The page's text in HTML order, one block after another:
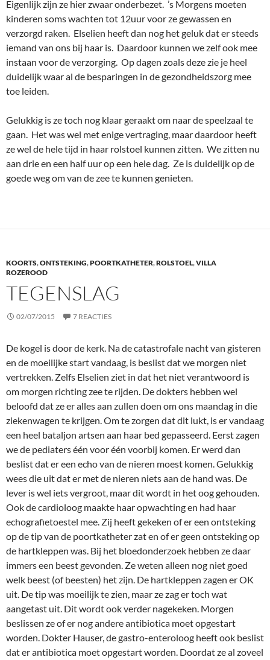
Eigenlijk zijn ze hier zwaar onderbezet. ’s Morgens moeten
kinderen soms wachten tot 12uur voor ze gewassen en
verzorgd raken. Elselien heeft dan nog het geluk dat er steeds
iemand van ons bij haar is. Daardoor kunnen we zelf ook mee
instaan voor de verzorging. Op dagen zoals deze zie je heel
duidelijk waar al de besparingen in de gezondheidszorg mee
toe leiden.
Gelukkig is ze toch nog klaar geraakt om naar de speelzaal te
gaan. Het was wel met enige vertraging, maar daardoor heeft
ze wel de hele tijd in haar rolstoel kunnen zitten. We zitten nu
aan drie en een half uur op een hele dag. Ze is duidelijk op de
goede weg om van de zee te kunnen genieten.
KOORTS,ONTSTEKING,POORTKATHETER,ROLSTOEL,VILLA
ROZEROOD
TEGENSLAG
02/07/2015 7 REACTIES
De kogel is door de kerk. Na de catastrofale nacht van gisteren
en de moeilijke start vandaag, is beslist dat we morgen niet
vertrekken. Zelfs Elselien ziet in dat het niet verantwoord is
om morgen richting zee te rijden. De dokters hebben wel
beloofd dat ze er alles aan zullen doen om ons maandag in die
ziekenwagen te krijgen. Om te zorgen dat dit lukt, is er vandaag
een heel bataljon artsen aan haar bed gepasseerd. Eerst zagen
we de pediaters één voor één voorbij komen. Er werd dan
beslist dat er een echo van de nieren moest komen. Gelukkig
wees die uit dat er met de nieren niets aan de hand was. De
lever is wel iets vergroot, maar dit wordt in het oog gehouden.
Ook de cardioloog maakte haar opwachting en had haar
echografietoestel mee. Zij heeft gekeken of er een ontsteking
op de tip van de poortkatheter zat en of er geen ontsteking op
de hartkleppen was. Bij het bloedonderzoek hebben ze daar
immers een beest gevonden. Ze weten alleen nog niet goed
welk beest (of beesten) het zijn. De hartkleppen zagen er OK
uit. De tip was moeilijk te zien, maar ze zag er toch wat
aangetast uit. Dit wordt ook verder nagekeken. Morgen
beslissen ze of er nog andere antibiotica moet opgestart
worden. Dokter Hauser, de gastro-enteroloog heeft ook beslist
dat er antibiotica moet opgestart worden. Doordat ze al zoveel